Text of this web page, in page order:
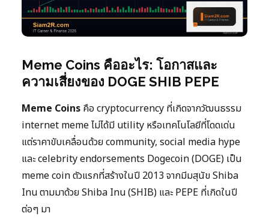
Meme Coins คืออะไร: โอกาสและ
ความเสี่ยงของ DOGE SHIB PEPE
Meme Coins คือ cryptocurrency ที่เกิดจากวัฒนธรรม
internet meme ไม่ได้มี utility หรือเทคโนโลยีที่โดดเด่น
แต่ราคาขับเคลื่อนด้วย community, social media hype
และ celebrity endorsements Dogecoin (DOGE) เป็น
meme coin ตัวแรกที่สร้างในปี 2013 จากมีมสุนัข Shiba
Inu ตามมาด้วย Shiba Inu (SHIB) และ PEPE ที่เกิดในปี
ต่อๆ มา